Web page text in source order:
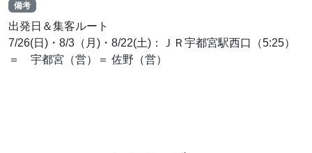
備考
出発日＆集客ルート
7/26(日)・8/3（月)・8/22(土)：ＪＲ宇都宮駅西口（5:25）
＝ 宇都宮（営）＝ 佐野（営）